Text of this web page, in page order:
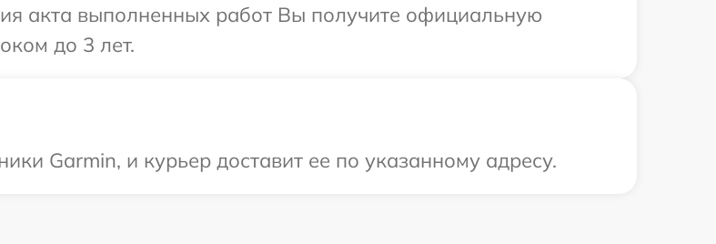
акта выполненных работ Вы получите официальную
до 3 лет.
Garmin, и курьер доставит ее по указанному адресу.